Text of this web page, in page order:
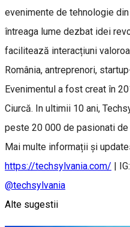
evenimente de tehnologie
întreaga lume dezbat idei
facilitează interacțiuni
România, antreprenori,
Evenimentul a fost creat în
Ciurcă. In ultimii 10 ani,
peste 20 000 de pasionati
Mai multe informații și
https://techsylvania.com/ | IG:
@techsylvania
Alte sugestii